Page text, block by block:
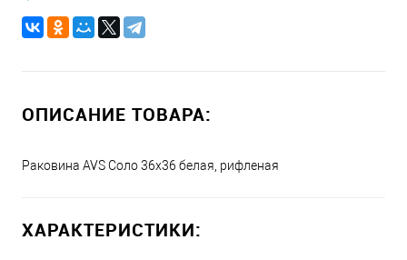
ОПИСАНИЕ ТОВАРА:
Раковина AVS Соло 36x36 белая, рифленая
ХАРАКТЕРИСТИКИ: